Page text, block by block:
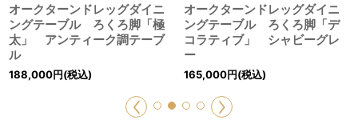
オークターンドレッグダイニ
ングテーブル ろくろ脚「極
太」 アンティーク調テーブ
ル
188,000円(税込)
オークターンドレッグダイニ
ングテーブル ろくろ脚「デ
コラティブ」 シャビーグレ
ー
165,000円(税込)